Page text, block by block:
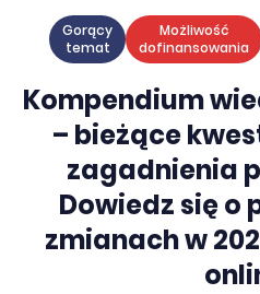
Gorący
temat
Możliwość
dofinansowania
Kompendium
– bieżące
zagadnienia
Dowiedz się o
zmianach w